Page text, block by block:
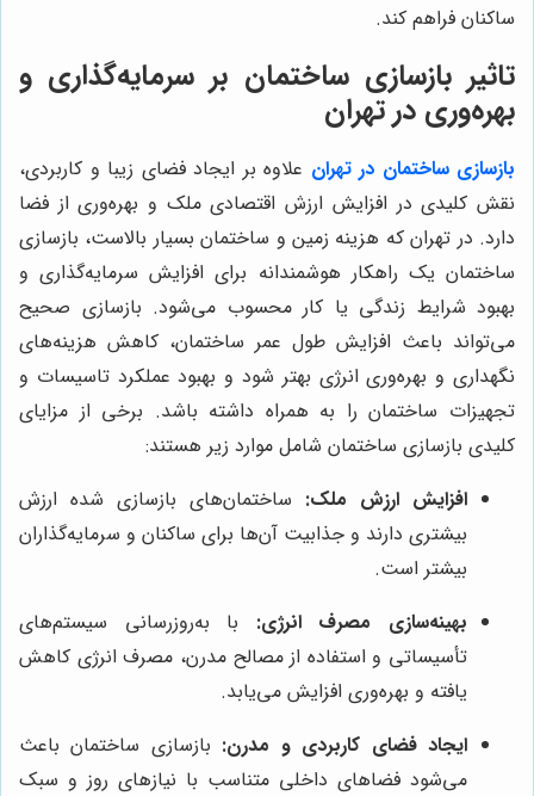
ساکنان فراهم کند.
تاثیر بازسازی ساختمان بر سرمایه‌گذاری و
بهره‌وری در تهران
بازسازی ساختمان در تهران علاوه بر ایجاد فضای زیبا و کاربردی،
نقش کلیدی در افزایش ارزش اقتصادی ملک و بهره‌وری از فضا
دارد. در تهران که هزینه زمین و ساختمان بسیار بالاست، بازسازی
ساختمان یک راهکار هوشمندانه برای افزایش سرمایه‌گذاری و
بهبود شرایط زندگی یا کار محسوب می‌شود. بازسازی صحیح
می‌تواند باعث افزایش طول عمر ساختمان، کاهش هزینه‌های
نگهداری و بهره‌وری انرژی بهتر شود و بهبود عملکرد تاسیسات و
تجهیزات ساختمان را به همراه داشته باشد. برخی از مزایای
کلیدی بازسازی ساختمان شامل موارد زیر هستند:
افزایش ارزش ملک: ساختمان‌های بازسازی شده ارزش
بیشتری دارند و جذابیت آن‌ها برای ساکنان و سرمایه‌گذاران
بیشتر است.
بهینه‌سازی مصرف انرژی: با به‌روزرسانی سیستم‌های
تأسیساتی و استفاده از مصالح مدرن، مصرف انرژی کاهش
یافته و بهره‌وری افزایش می‌یابد.
ایجاد فضای کاربردی و مدرن: بازسازی ساختمان باعث
می‌شود فضاهای داخلی متناسب با نیازهای روز و سبک